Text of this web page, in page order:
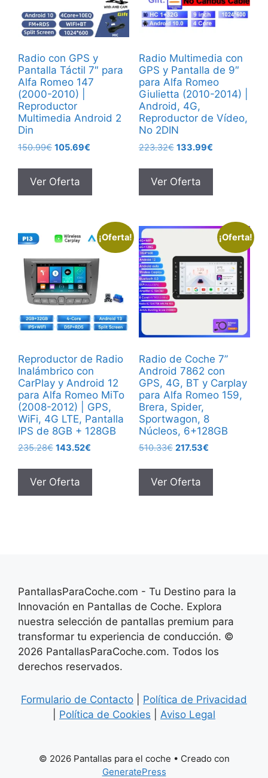
Radio con GPS y
Pantalla Táctil 7″ para
Alfa Romeo 147
(2000-2010) |
Reproductor
Multimedia Android 2
Din
150.99€ El
original
era:
150.99€.
105.69€
actual
105.69€.
Ver Oferta
Radio Multimedia con
GPS y Pantalla de 9″
para Alfa Romeo
Giulietta (2010-2014) |
Android, 4G,
Reproductor de Vídeo,
No 2DIN
223.32€ El
original
era:
223.32€.
133.99€El
actual
133.99€.
Ver Oferta
¡Oferta!
Reproductor de Radio
Inalámbrico con
CarPlay y Android 12
para Alfa Romeo MiTo
(2008-2012) | GPS,
WiFi, 4G LTE, Pantalla
IPS de 8GB + 128GB
235.28€ El
original
era:
235.28€.
143.52€
actual
143.52€.
Ver Oferta
¡Oferta!
Radio de Coche 7”
Android 7862 con
GPS, 4G, BT y Carplay
para Alfa Romeo 159,
Brera, Spider,
Sportwagon, 8
Núcleos, 6+128GB
510.33€ El
original
era:
510.33€.
217.53€El
actual
217.53€.
Ver Oferta
PantallasParaCoche.com - Tu Destino para la
Innovación en Pantallas de Coche. Explora
nuestra selección de pantallas premium para
transformar tu experiencia de conducción. ©
2026 PantallasParaCoche.com. Todos los
derechos reservados.
Formulario de Contacto
Política de Privacidad
Política de Cookies Aviso Legal
© 2026 Pantallas para el coche • Creado con
GeneratePress